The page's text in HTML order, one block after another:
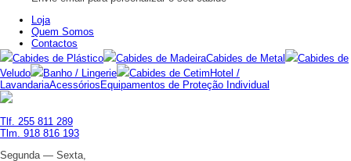
Loja
Quem Somos
Contactos
Cabides de Plástico
Cabides de MadeiraCabides de Metal
Cabides de
Veludo
Banho / Lingerie Cabides de Cetim Hotel /
LavandariaAcessórios Equipamentos de Proteção Individual
Tlf. 255 811 289
Tlm. 918 816 193
Segunda — Sexta,